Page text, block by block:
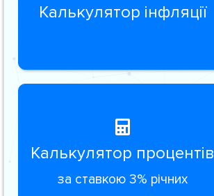
Калькулятор інфляції
Калькулятор процентів
за ставкою 3% річних